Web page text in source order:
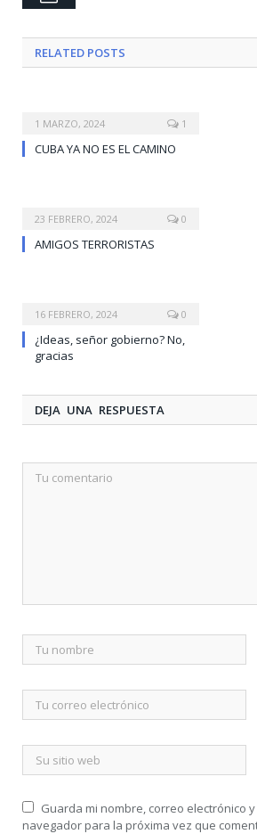
RELATED POSTS
1 MARZO, 2024 1
CUBA YA NO ES EL CAMINO
23 FEBRERO, 2024 0
AMIGOS TERRORISTAS
16 FEBRERO, 2024 0
¿Ideas, señor gobierno? No,
gracias
DEJA UNA RESPUESTA
Guarda mi nombre, correo electrónico
navegador para la próxima vez que